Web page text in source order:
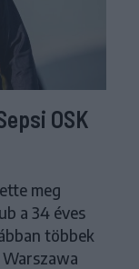
OSK
meg
a 34 éves
többek